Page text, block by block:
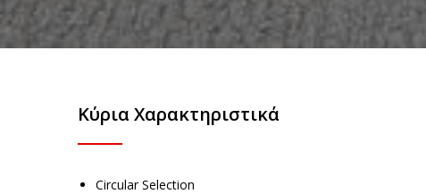
Κύρια Χαρακτηριστικά
Circular Selection